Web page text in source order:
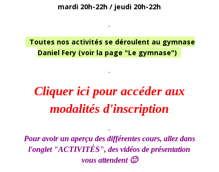
mardi 20h-22h / jeudi 20h-22h
.
Toutes nos activités se déroulent au gymnase
Daniel Fery (voir la page "Le gymnase")
.
Cliquer ici pour accéder aux
modalités d'inscription
.
Pour avoir un aperçu des différentes cours, allez dans
l'onglet "ACTIVITÉS", des vidéos de présentation
vous attendent 🙂